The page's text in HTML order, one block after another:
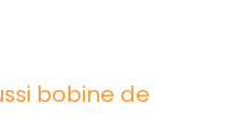
bobine de